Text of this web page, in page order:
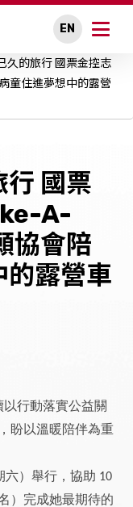
EN
久的旅行 國票金控志
童住進夢想中的露營
行 國票
A-
協會陪
的露營車
行動落實公益關
盼以溫暖陪伴為重
六）舉行，協助 10
）完成她最期待的